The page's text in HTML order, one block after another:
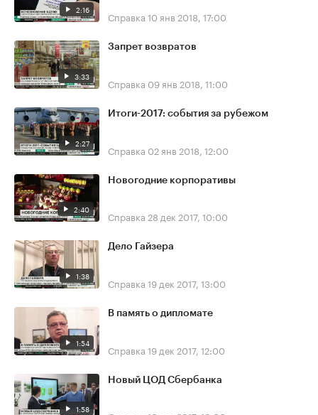
2:16 Справка 10 янв 2018, 17:00
3:33
Запрет возвратов
Справка 09 янв 2018, 11:00
2:27
Итоги-2017: события за рубежом
Справка 02 янв 2018, 12:00
2:40
Новогодние корпоративы
Справка 28 дек 2017, 10:00
1:38
Дело Гайзера
Справка 19 дек 2017, 13:00
1:54
В память о дипломате
Справка 19 дек 2017, 12:00
1:58
Новый ЦОД Сбербанка